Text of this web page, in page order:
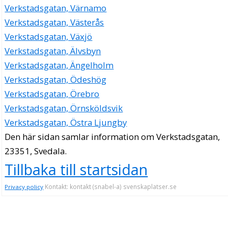
Verkstadsgatan, Värnamo
Verkstadsgatan, Västerås
Verkstadsgatan, Växjö
Verkstadsgatan, Älvsbyn
Verkstadsgatan, Ängelholm
Verkstadsgatan, Ödeshög
Verkstadsgatan, Örebro
Verkstadsgatan, Örnsköldsvik
Verkstadsgatan, Östra Ljungby
Den här sidan samlar information om Verkstadsgatan,
23351, Svedala.
Tillbaka till startsidan
Privacy policy Kontakt: kontakt (snabel-a) svenskaplatser.se